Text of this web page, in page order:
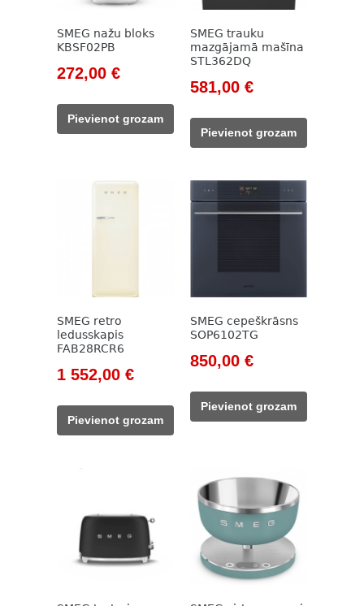
SMEG nažu bloks
KBSF02PB
Original
was:
320,00 €.
272,00 €Current
272,00 €.
Pievienot grozam
SMEG trauku
mazgājamā mašīna
STL362DQ
Original
was:
844,00 €.
581,00 €Current
581,00 €.
Pievienot grozam
SMEG retro
ledusskapis
FAB28RCR6
Original
was:
1
1 552,00 €Current
Pievienot grozam
SMEG cepeškrāsns
SOP6102TG
Original
was:
1
850,00 €Current
850,00 €.
Pievienot grozam